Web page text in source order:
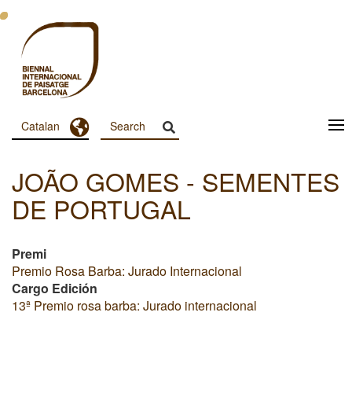
Vés
contingut
Menu
Principal
Dashboard
Catalan Toggle Dropdown
JOÃO GOMES - SEMENTES
DE PORTUGAL
Premi
Premio Rosa Barba: Jurado Internacional
Cargo Edición
13ª Premio rosa barba: Jurado internacional